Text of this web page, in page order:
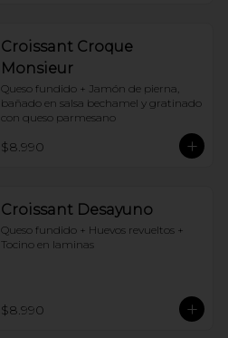
Croissant Croque
Monsieur
Queso fundido + Jamón de pierna,
bañado en salsa bechamel y gratinado
con queso parmesano
$8.990
Croissant Desayuno
Queso fundido + Huevos revueltos +
Tocino en laminas
$8.990